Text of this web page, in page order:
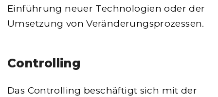
Einführung neuer Technologien oder der
Umsetzung von Veränderungsprozessen.
Controlling
Das Controlling beschäftigt sich mit der